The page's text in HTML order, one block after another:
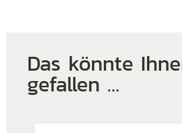
Das könnte
gefallen …